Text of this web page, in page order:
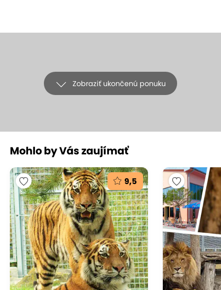
Zobraziť ukončenú ponuku
Strelecké dobrodružstvo v Hunter
Clube - verejnej strelnici v Ružinove
HUNTER CLUB, s.r.o., Bratislava - Ružinov (mapa)
9.5Vynikajúce hodnotenie
Chcete si vyskúšať streľbu z legendárnych zbraní?
V Hunter Club Bratislava vás čakajú exkluzívne
Mohlo by Vás zaujímať
9,5